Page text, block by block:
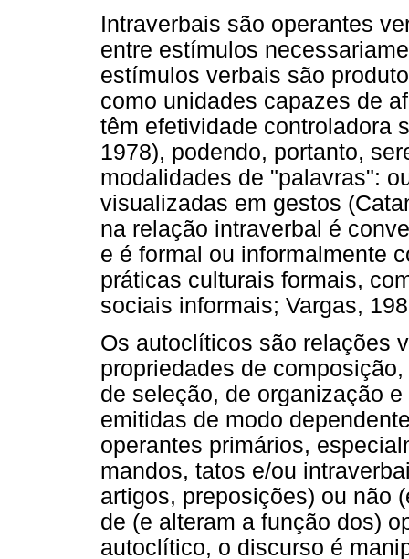
Intraverbais são operantes
entre estímulos
estímulos verbais são
como unidades capazes de
têm efetividade controladora
1978), podendo, portanto,
modalidades de "palavras":
visualizadas em gestos
na relação intraverbal é
e é formal ou informalmente
práticas culturais formais,
sociais informais; Vargas,
Os autoclíticos são relações
propriedades de
de seleção, de organização
emitidas de modo
operantes primários,
mandos, tatos e/ou
artigos, preposições) ou não
de (e alteram a função dos)
autoclítico, o discurso é